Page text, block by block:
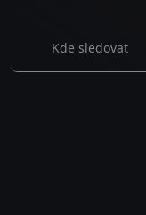
Kde sledovat